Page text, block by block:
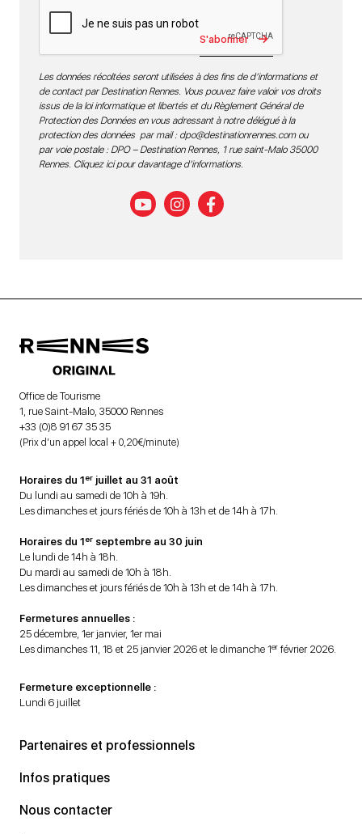
S'abonner
Les données récoltées seront utilisées à des fins de d’informations et
de contact par Destination Rennes. Vous pouvez faire valoir vos droits
issus de la loi informatique et libertés et du Règlement Général de
Protection des Données en vous adressant à notre délégué à la
protection des données par mail : dpo@destinationrennes.comou
par voie postale : DPO – Destination Rennes, 1 rue saint-Malo 35000
Rennes. Cliquez ici pour davantage d’informations.
Office de Tourisme
1, rue Saint-Malo, 35000 Rennes
+33 (0)8 91 67 35 35
(Prix d’un appel local + 0,20€/minute)
Horaires du 1er juillet au 31 août
Du lundi au samedi de 10h à 19h.
Les dimanches et jours fériés de 10h à 13h et de 14h à 17h.
Horaires du 1er septembre au 30 juin
Le lundi de 14h à 18h.
Du mardi au samedi de 10h à 18h.
Les dimanches et jours fériés de 10h à 13h et de 14h à 17h.
Fermetures annuelles :
25 décembre, 1er janvier, 1er mai
Les dimanches 11, 18 et 25 janvier 2026 et le dimanche 1er février 2026.
Fermeture exceptionnelle :
Lundi 6 juillet
Partenaires et professionnels
Infos pratiques
Nous contacter